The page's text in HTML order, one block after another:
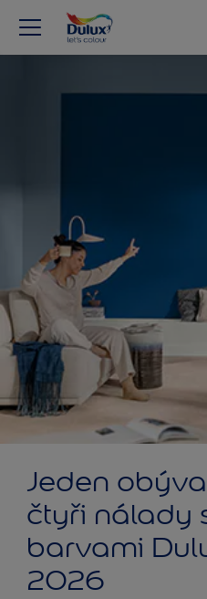
Jeden
čtyři nálady
barvami
2026